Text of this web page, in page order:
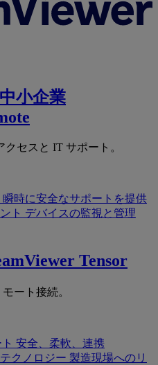
小企業
セスと IT サポート。
瞬時に安全なサポートを提供
ト デバイスの監視と管理
Tensor
ート接続。
安全、柔軟、連携
クノロジー 製造現場へのリ